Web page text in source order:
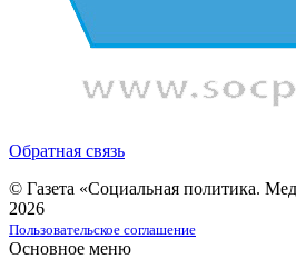
Обратная связь
© Газета «Социальная политика.
2026
Пользовательское соглашение
Основное меню